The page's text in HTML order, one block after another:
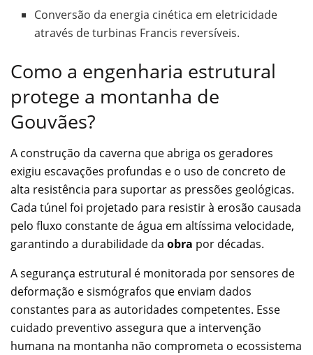
Conversão da energia cinética em eletricidade
através de turbinas Francis reversíveis.
Como a engenharia estrutural
protege a montanha de
Gouvães?
A construção da caverna que abriga os geradores
exigiu escavações profundas e o uso de concreto de
alta resistência para suportar as pressões geológicas.
Cada túnel foi projetado para resistir à erosão causada
pelo fluxo constante de água em altíssima velocidade,
garantindo a durabilidade da obra por décadas.
A segurança estrutural é monitorada por sensores de
deformação e sismógrafos que enviam dados
constantes para as autoridades competentes. Esse
cuidado preventivo assegura que a intervenção
humana na montanha não comprometa o ecossistema